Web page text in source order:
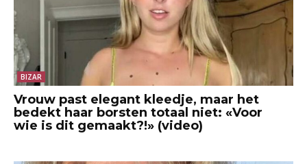
BIZAR
Vrouw past elegant kleedje, maar het
bedekt haar borsten totaal niet: «Voor
wie is dit gemaakt?!» (video)